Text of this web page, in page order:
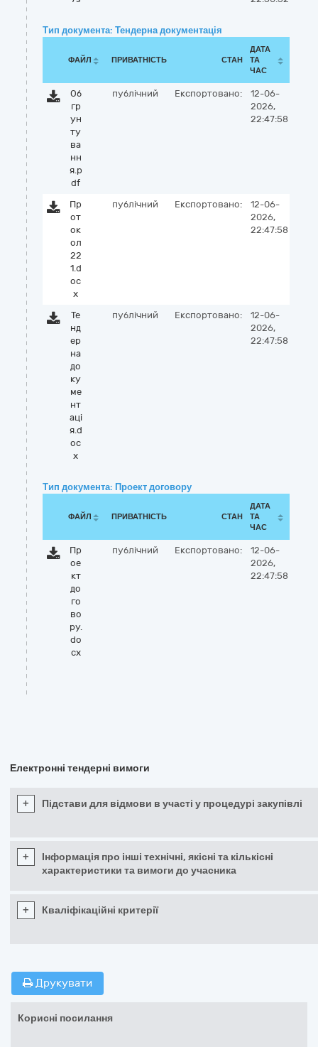
Тип документа: Тендерна документація
ФАЙЛ ПРИВАТНІСТЬ СТАН
ДАТА
ТА
ЧАС
Об
гр
ун
ту
ва
нн
я.p
df
публічний Експортовано:
12-06-
2026,
22:47:58
Пр
от
ок
ол
22
1.d
oc
x
публічний Експортовано:
12-06-
2026,
22:47:58
Те
нд
ер
на
до
ку
ме
нт
аці
я.d
oc
x
публічний Експортовано:
12-06-
2026,
22:47:58
Тип документа: Проект договору
ФАЙЛ ПРИВАТНІСТЬ СТАН
ДАТА
ТА
ЧАС
Пр
ое
кт
до
го
во
ру.
do
cx
публічний Експортовано:
12-06-
2026,
22:47:58
Електронні тендерні вимоги
+ Підстави для відмови в участі у процедурі закупівлі
+
Інформація про інші технічні, якісні та кількісні
характеристики та вимоги до учасника
+ Кваліфікаційні критерії
Друкувати
Корисні посилання